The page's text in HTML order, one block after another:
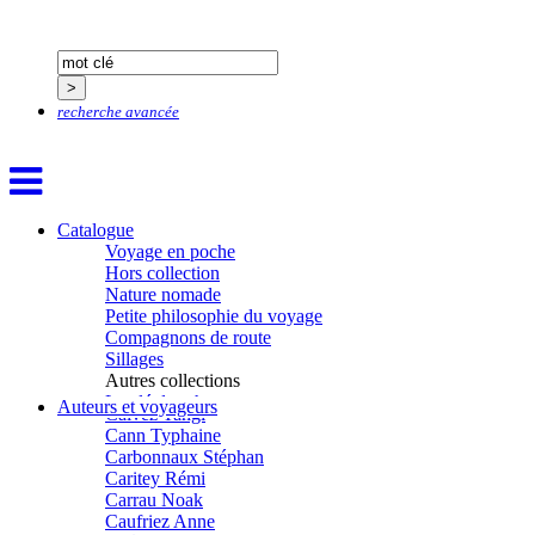
recherche avancée
Catalogue
Voyage en poche
Hors collection
Nature nomade
Petite philosophie du voyage
Compagnons de route
Sillages
Autres collections
La clé des champs
Chemins d’étoiles
Visions
Auteurs et voyageurs
Boch Julie
Boclet-Weller Robin
Bonnem Éric
Brès Romain
Brossier Éric
Buchy Franck
Buffon Bertrand
Buiron Daphné
Busquet Gérard
Cagnat René
Calonne Marc-Antoine
Calvez Tangi
Cann Typhaine
Carbonnaux Stéphan
Caritey Rémi
Carrau Noak
Caufriez Anne